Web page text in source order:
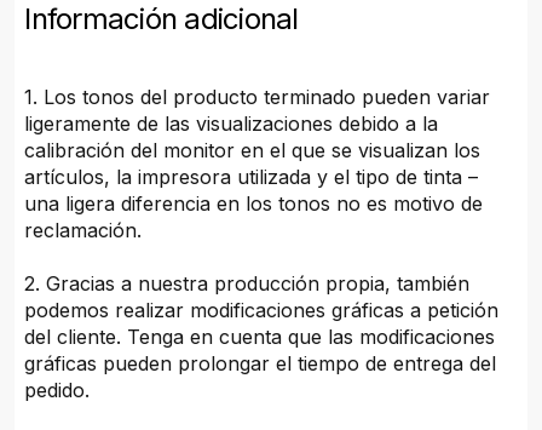
Información adicional
1. Los tonos del producto terminado pueden variar
ligeramente de las visualizaciones debido a la
calibración del monitor en el que se visualizan los
artículos, la impresora utilizada y el tipo de tinta –
una ligera diferencia en los tonos no es motivo de
reclamación.
2. Gracias a nuestra producción propia, también
podemos realizar modificaciones gráficas a petición
del cliente. Tenga en cuenta que las modificaciones
gráficas pueden prolongar el tiempo de entrega del
pedido.